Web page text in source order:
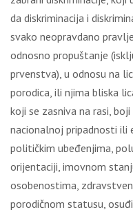
da diskriminacija i
svako neopravdano
odnosno propuštanje
prvenstva), u odnosu na
porodica, ili njima bliska
koji se zasniva na rasi,
nacionalnoj pripadnosti ili
političkim ubeđenjima,
orijentaciji, imovnom
osobenostima,
porodičnom statusu,